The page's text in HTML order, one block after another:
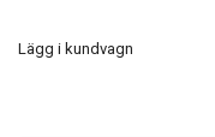
Lägg i kundvagn